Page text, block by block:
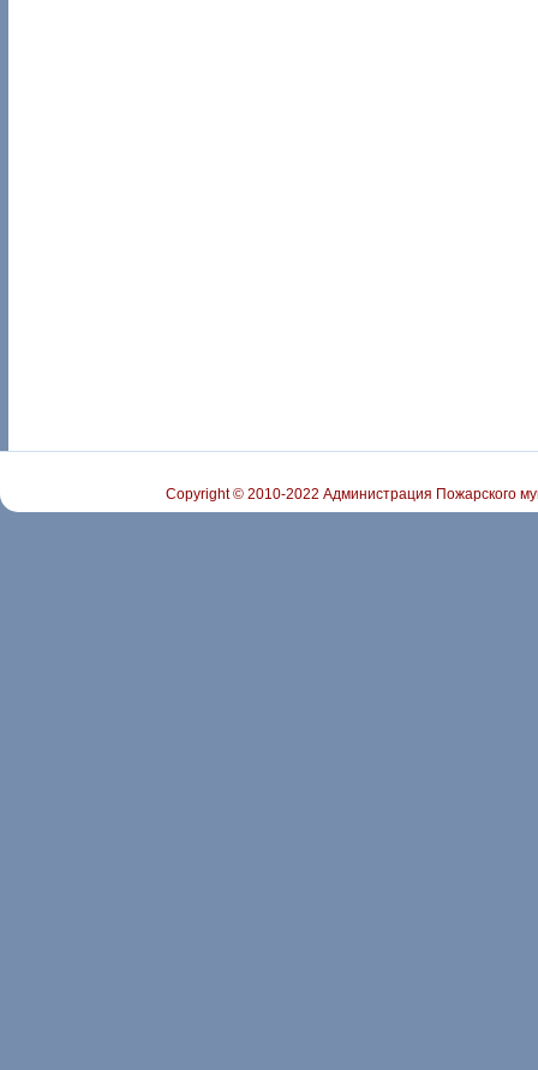
Copyright © 2010-2022 Администрация Пожарского